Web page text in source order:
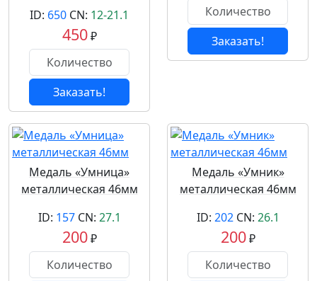
ID: 650 CN: 12-21.1
450₽
Заказать!
Заказать!
Медаль «Умница»
металлическая 46мм
ID: 157CN: 27.1
200₽
Медаль «Умник»
металлическая 46мм
ID: 202CN: 26.1
200₽